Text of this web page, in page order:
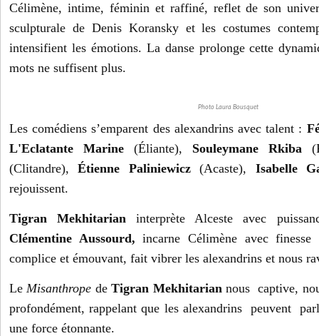
Célimène, intime, féminin et raffiné, reflet de son
sculpturale de Denis Koransky et les costumes
intensifient les émotions. La danse prolonge cette
mots ne suffisent plus.
Photo Laura Bousquet
Les comédiens s’emparent des alexandrins avec talent :
L'Eclatante Marine (Éliante), Souleymane Rkiba
(Clitandre),Étienne Paliniewicz(Acaste), Isabelle
rejouissent.
Tigran Mekhitarian interprète Alceste avec
Clémentine Aussourd, incarne Célimène avec
complice et émouvant, fait vibrer les alexandrins et nous
LeMisanthrope deTigran Mekhitariannous captive,
profondément, rappelant que les alexandrins peuvent
une force étonnante.